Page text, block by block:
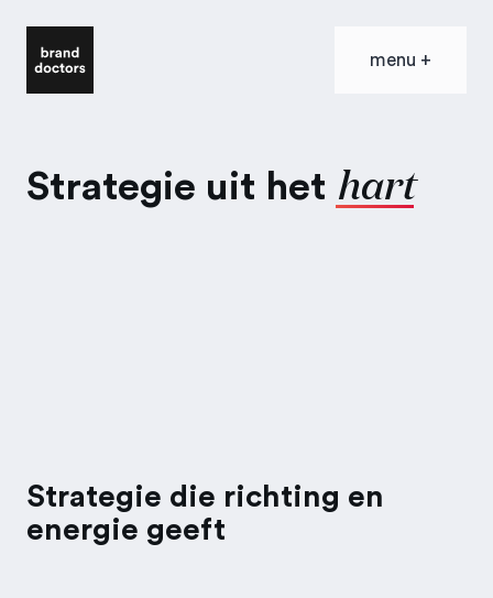
menu +
Strategie uit het hart
Strategie die richting en
energie geeft